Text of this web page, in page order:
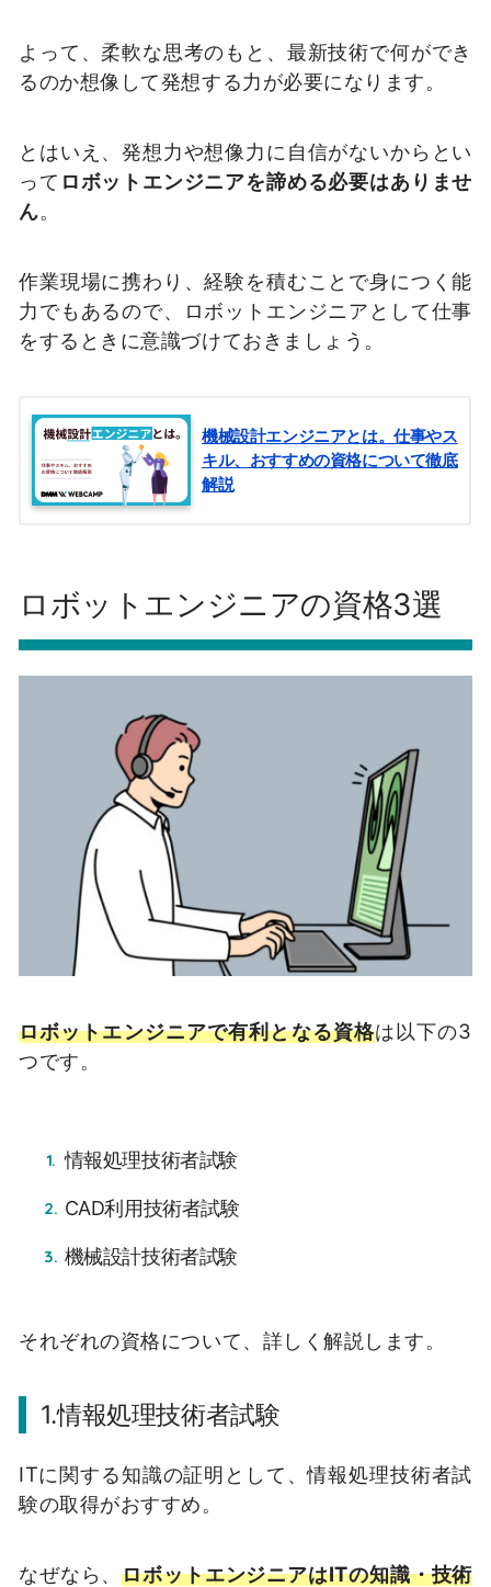
よって、柔軟な思考のもと、最新技術で何ができ
るのか想像して発想する力が必要になります。
とはいえ、発想力や想像力に自信がないからとい
って ロボットエンジニアを諦める必要はありませ
ん。
作業現場に携わり、経験を積むことで身につく能
力でもあるので、ロボットエンジニアとして仕事
をするときに意識づけておきましょう。
機械設計エンジニアとは。仕事やス
キル、おすすめの資格について徹底
解説
ロボットエンジニアの資格3選
ロボットエンジニアで有利となる資格は以下の3
つです。
情報処理技術者試験
CAD利用技術者試験
機械設計技術者試験
それぞれの資格について、詳しく解説します。
1.情報処理技術者試験
ITに関する知識の証明として、情報処理技術者試
験の取得がおすすめ。
なぜなら、ロボットエンジニアはITの知識・技術